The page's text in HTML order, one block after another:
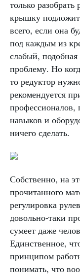
только
крышку
всего, если она
под каждым из
слабый,
проблему. Но
то редуктор
рекомендуется
профессионалов,
навыков и
ничего сделать.
Собственно, на
прочитанного
регулировка
довольно-таки
сумеет даже
Единственное,
принципом
понимать, что